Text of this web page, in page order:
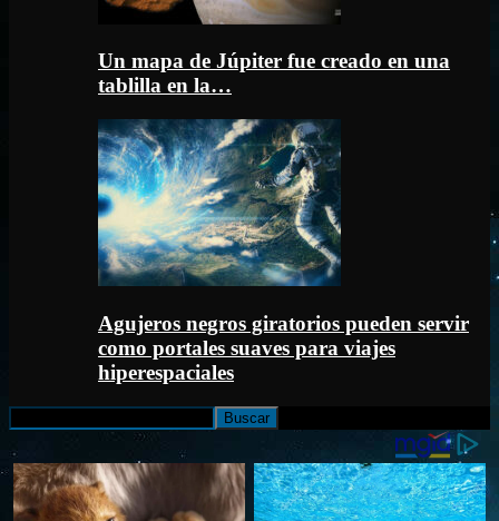
Un mapa de Júpiter fue creado en una
tablilla en la…
Agujeros negros giratorios pueden servir
como portales suaves para viajes
hiperespaciales